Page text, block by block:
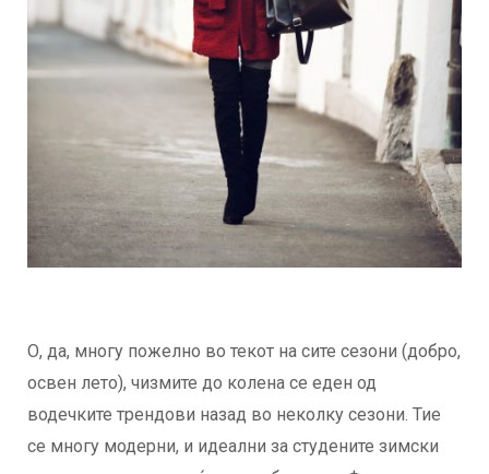
О, да, многу пожелно во текот на сите сезони (добро,
освен лето), чизмите до колена се еден од
водечките трендови назад во неколку сезони. Тие
се многу модерни, и идеални за студените зимски